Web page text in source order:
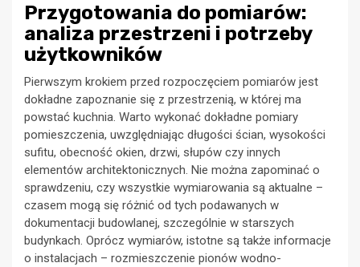
Przygotowania do pomiarów:
analiza przestrzeni i potrzeby
użytkowników
Pierwszym krokiem przed rozpoczęciem pomiarów jest
dokładne zapoznanie się z przestrzenią, w której ma
powstać kuchnia. Warto wykonać dokładne pomiary
pomieszczenia, uwzględniając długości ścian, wysokości
sufitu, obecność okien, drzwi, słupów czy innych
elementów architektonicznych. Nie można zapominać o
sprawdzeniu, czy wszystkie wymiarowania są aktualne –
czasem mogą się różnić od tych podawanych w
dokumentacji budowlanej, szczególnie w starszych
budynkach. Oprócz wymiarów, istotne są także informacje
o instalacjach – rozmieszczenie pionów wodno-